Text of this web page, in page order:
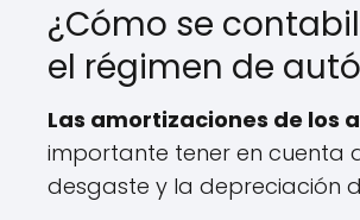
¿Cómo se
el régimen de
Las amortizaciones de los
importante tener en cuenta
desgaste y la depreciación